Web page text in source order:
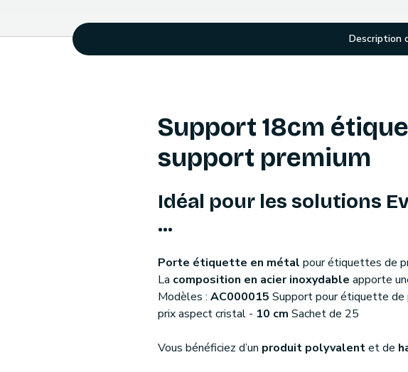
Description
Support 18cm
support premium
Idéal pour les solutions
...
Porte étiquette en métal pour étiquettes de
La composition en acier inoxydable apporte
Modèles : AC000015 Support pour étiquette de
prix aspect cristal - 10 cm Sachet de 25
Vous bénéficiez d’un produit polyvalentet de